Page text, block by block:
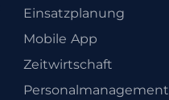
Einsatzplanung
Mobile App
Zeitwirtschaft
Personalmanagement